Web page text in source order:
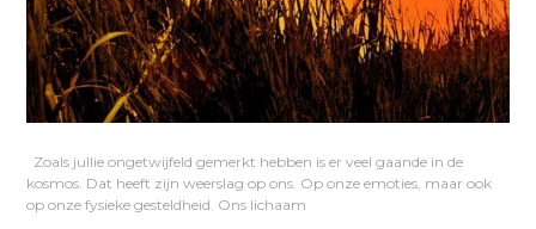
Zoals jullie ongetwijfeld gemerkt hebben is er veel gaande in de
kosmos. Dat heeft zijn weerslag op ons. Op onze emoties, maar ook
op onze fysieke gesteldheid. Ons lichaam